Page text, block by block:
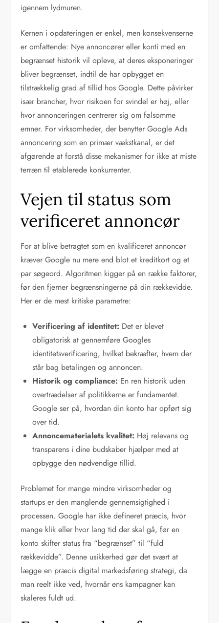
igennem lydmuren.
Kernen i opdateringen er enkel, men konsekvenserne
er omfattende: Nye annoncører eller konti med en
begrænset historik vil opleve, at deres eksponeringer
bliver begrænset, indtil de har opbygget en
tilstrækkelig grad af tillid hos Google. Dette påvirker
især brancher, hvor risikoen for svindel er høj, eller
hvor annonceringen centrerer sig om følsomme
emner. For virksomheder, der benytter Google Ads
annoncering som en primær vækstkanal, er det
afgørende at forstå disse mekanismer for ikke at miste
terræn til etablerede konkurrenter.
Vejen til status som
verificeret annoncør
For at blive betragtet som en kvalificeret annoncør
kræver Google nu mere end blot et kreditkort og et
par søgeord. Algoritmen kigger på en række faktorer,
før den fjerner begrænsningerne på din rækkevidde.
Her er de mest kritiske parametre:
Verificering af identitet: Det er blevet
obligatorisk at gennemføre Googles
identitetsverificering, hvilket bekræfter, hvem der
står bag betalingen og annoncen.
Historik og compliance: En ren historik uden
overtrædelser af politikkerne er fundamentet.
Google ser på, hvordan din konto har opført sig
over tid.
Annoncematerialets kvalitet: Høj relevans og
transparens i dine budskaber hjælper med at
opbygge den nødvendige tillid.
Problemet for mange mindre virksomheder og
startups er den manglende gennemsigtighed i
processen. Google har ikke defineret præcis, hvor
mange klik eller hvor lang tid der skal gå, før en
konto skifter status fra “begrænset” til “fuld
rækkevidde”. Denne usikkerhed gør det svært at
lægge en præcis digital markedsføring strategi, da
man reelt ikke ved, hvornår ens kampagner kan
skaleres fuldt ud.